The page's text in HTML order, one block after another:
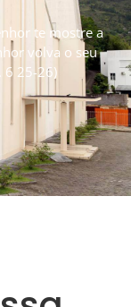
te mostre a
volva o seu
6 25-26)